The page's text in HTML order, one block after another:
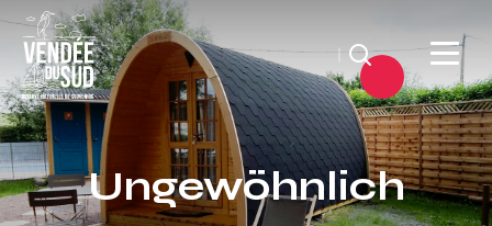
Sud
Vendée
Littoral
TourismusSüd
Suchen
Ungewöhnlich